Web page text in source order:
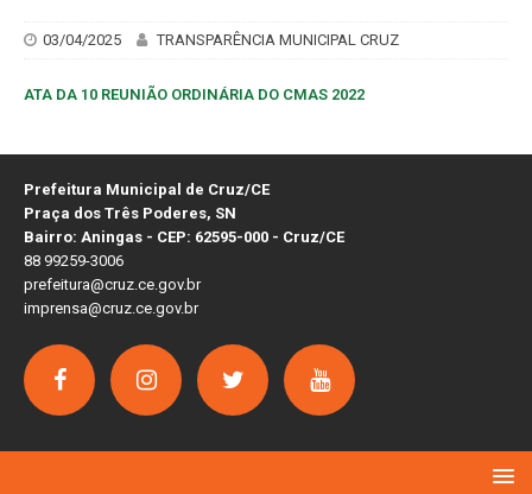
03/04/2025 TRANSPARÊNCIA MUNICIPAL CRUZ
ATA DA 10 REUNIÃO ORDINÁRIA DO CMAS 2022
Prefeitura Municipal de Cruz/CE
Praça dos Três Poderes, SN
Bairro: Aningas - CEP: 62595-000 - Cruz/CE
88 99259-3006
prefeitura@cruz.ce.gov.br
imprensa@cruz.ce.gov.br